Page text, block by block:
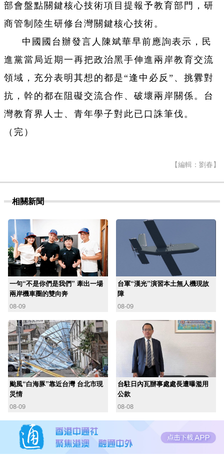
部會盤點關鍵核心技術項目提報予教育部門，研
商管制陸生研修台灣關鍵核心技術。
中國國台辦發言人陳斌華早前應詢表示，民
進黨當局近期一再把政治黑手伸進兩岸教育交流
領域，充分表明其想的都是“逢中必反”、挑釁對
抗，幹的都在阻礙交流合作、破壞兩岸關係。台
灣教育界人士、青年學子對此已口誅筆伐。
（完）
【編輯：劉春】
相關新聞
一句“不是你們是我們” 牽出一場
兩岸機車圈的雙向奔
08-09
台軍“漢光”演習本土無人機現故
障
08-09
颱風“白海豚”靠近台灣 台北市現
災情
08-09
台駐日內瓦辦事處處長遭曝濫用
公款
08-08